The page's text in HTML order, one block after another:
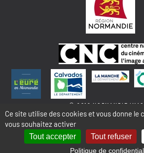
© 2018 NORMANDIE
MENTIONS LÉGALES - COOKIES & STATISTIQUES
Ce site utilise des cookies et vous donne le
vous souhaitez activer
Tout accepter Tout refuser
Politique de